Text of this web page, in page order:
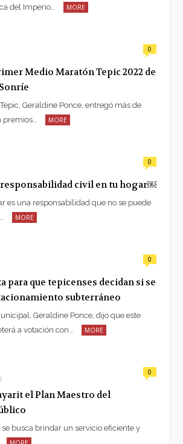
del Imperio…
MORE
0
Medio Maratón Tepic 2022 de
Geraldine Ponce, entregó más de
premios…
MORE
0
civil en tu hogar￼
es una responsabilidad que no se puede
MORE
0
para que tepicenses decidan si se
subterráneo
Geraldine Ponce, dijo que este
a votación con…
MORE
0
el Plan Maestro del
se busca brindar un servicio eficiente y